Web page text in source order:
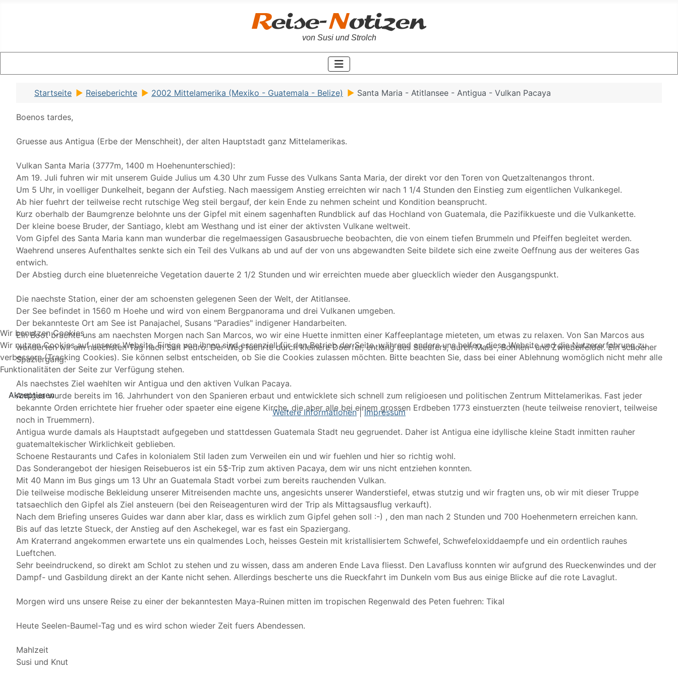
von Susi und Strolch
Startseite Reiseberichte 2002 Mittelamerika (Mexiko - Guatemala - Belize) Santa Maria - Atitlansee - Antigua - Vulkan Pacaya
Boenos tardes,
Gruesse aus Antigua (Erbe der Menschheit), der alten Hauptstadt ganz Mittelamerikas.
Vulkan Santa Maria (3777m, 1400 m Hoehenunterschied):
Am 19. Juli fuhren wir mit unserem Guide Julius um 4.30 Uhr zum Fusse des Vulkans Santa Maria, der direkt vor den Toren von Quetzaltenangos thront.
Um 5 Uhr, in voelliger Dunkelheit, begann der Aufstieg. Nach maessigem Anstieg erreichten wir nach 1 1/4 Stunden den Einstieg zum eigentlichen Vulkankegel.
Ab hier fuehrt der teilweise recht rutschige Weg steil bergauf, der kein Ende zu nehmen scheint und Kondition beansprucht.
Kurz oberhalb der Baumgrenze belohnte uns der Gipfel mit einem sagenhaften Rundblick auf das Hochland von Guatemala, die Pazifikkueste und die Vulkankette.
Der kleine boese Bruder, der Santiago, klebt am Westhang und ist einer der aktivsten Vulkane weltweit.
Vom Gipfel des Santa Maria kann man wunderbar die regelmaessigen Gasausbrueche beobachten, die von einem tiefen Brummeln und Pfeiffen begleitet werden.
Waehrend unseres Aufenthaltes senkte sich ein Teil des Vulkans ab und auf der von uns abgewandten Seite bildete sich eine zweite Oeffnung aus der weiteres Gas
entwich.
Der Abstieg durch eine bluetenreiche Vegetation dauerte 2 1/2 Stunden und wir erreichten muede aber gluecklich wieder den Ausgangspunkt.
Die naechste Station, einer der am schoensten gelegenen Seen der Welt, der Atitlansee.
Der See befindet in 1560 m Hoehe und wird von einem Bergpanorama und drei Vulkanen umgeben.
Der bekannteste Ort am See ist Panajachel, Susans "Paradies" indigener Handarbeiten.
Ein Boot brachte uns am naechsten Morgen nach San Marcos, wo wir eine Huette inmitten einer Kaffeeplantage mieteten, um etwas zu relaxen. Von San Marcos aus
wanderten wir am naechsten Tag nach San Pedro. Der Weg fuehrte durch kleinere Doerfer, entlang des Seeufers, durch Mais-, Bohnen- und Zwiebelfelder. Ein schoener
Spaziergang.
Als naechstes Ziel waehlten wir Antigua und den aktiven Vulkan Pacaya.
Antigua wurde bereits im 16. Jahrhundert von den Spanieren erbaut und entwicklete sich schnell zum religioesen und politischen Zentrum Mittelamerikas. Fast jeder
bekannte Orden errichtete hier frueher oder spaeter eine eigene Kirche, die aber alle bei einem grossen Erdbeben 1773 einstuerzten (heute teilweise renoviert, teilweise
noch in Truemmern).
Antigua wurde damals als Hauptstadt aufgegeben und stattdessen Guatemala Stadt neu gegruendet. Daher ist Antigua eine idyllische kleine Stadt inmitten rauher
guatemaltekischer Wirklichkeit geblieben.
Schoene Restaurants und Cafes in kolonialem Stil laden zum Verweilen ein und wir fuehlen und hier so richtig wohl.
Das Sonderangebot der hiesigen Reisebueros ist ein 5$-Trip zum aktiven Pacaya, dem wir uns nicht entziehen konnten.
Mit 40 Mann im Bus gings um 13 Uhr an Guatemala Stadt vorbei zum bereits rauchenden Vulkan.
Die teilweise modische Bekleidung unserer Mitreisenden machte uns, angesichts unserer Wanderstiefel, etwas stutzig und wir fragten uns, ob wir mit dieser Truppe
tatsaechlich den Gipfel als Ziel ansteuern (bei den Reiseagenturen wird der Trip als Mittagsausflug verkauft).
Nach dem Briefing unseres Guides war dann aber klar, dass es wirklich zum Gipfel gehen soll :-) , den man nach 2 Stunden und 700 Hoehenmetern erreichen kann.
Bis auf das letzte Stueck, der Anstieg auf den Aschekegel, war es fast ein Spaziergang.
Am Kraterrand angekommen erwartete uns ein qualmendes Loch, heisses Gestein mit kristallisiertem Schwefel, Schwefeloxiddaempfe und ein ordentlich rauhes
Lueftchen.
Sehr beeindruckend, so direkt am Schlot zu stehen und zu wissen, dass am anderen Ende Lava fliesst. Den Lavafluss konnten wir aufgrund des Rueckenwindes und der
Dampf- und Gasbildung direkt an der Kante nicht sehen. Allerdings bescherte uns die Rueckfahrt im Dunkeln vom Bus aus einige Blicke auf die rote Lavaglut.
Morgen wird uns unsere Reise zu einer der bekanntesten Maya-Ruinen mitten im tropischen Regenwald des Peten fuehren: Tikal
Heute Seelen-Baumel-Tag und es wird schon wieder Zeit fuers Abendessen.
Mahlzeit
Susi und Knut
Wir benutzen Cookies
Wir nutzen Cookies auf unserer Website. Einige von ihnen sind essenziell für den Betrieb der Seite, während andere uns helfen, diese Website und die Nutzererfahrung zu
verbessern (Tracking Cookies). Sie können selbst entscheiden, ob Sie die Cookies zulassen möchten. Bitte beachten Sie, dass bei einer Ablehnung womöglich nicht mehr alle
Funktionalitäten der Seite zur Verfügung stehen.
Akzeptieren
Weitere Informationen|Impressum